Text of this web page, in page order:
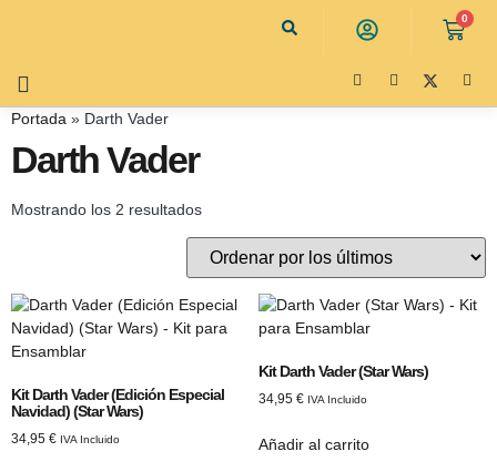
0
Portada » Darth Vader
Darth Vader
Mostrando los 2 resultados
Kit Darth Vader (Edición Especial
Navidad) (Star Wars)
34,95 € IVA Incluido
Kit Darth Vader (Star Wars)
34,95 € IVA Incluido
Añadir al carrito